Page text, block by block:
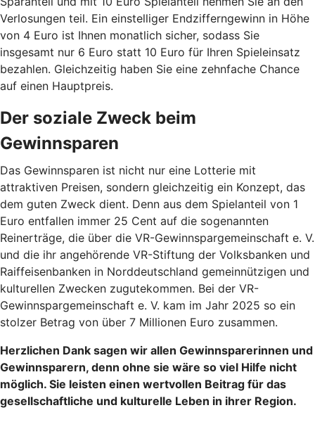
Verlosungen teil. Ein einstelliger Endzifferngewinn in Höhe
von 4 Euro ist Ihnen monatlich sicher, sodass Sie
insgesamt nur 6 Euro statt 10 Euro für Ihren Spieleinsatz
bezahlen. Gleichzeitig haben Sie eine zehnfache Chance
auf einen Hauptpreis.
Der soziale Zweck beim
Gewinnsparen
Das Gewinnsparen ist nicht nur eine Lotterie mit
attraktiven Preisen, sondern gleichzeitig ein Konzept, das
dem guten Zweck dient. Denn aus dem Spielanteil von 1
Euro entfallen immer 25 Cent auf die sogenannten
Reinerträge, die über die VR-Gewinnspargemeinschaft e. V.
und die ihr angehörende VR-Stiftung der Volksbanken und
Raiffeisenbanken in Norddeutschland gemeinnützigen und
kulturellen Zwecken zugutekommen. Bei der VR-
Gewinnspargemeinschaft e. V. kam im Jahr 2025 so ein
stolzer Betrag von über 7 Millionen Euro zusammen.
Herzlichen Dank sagen wir allen Gewinnsparerinnen und
Gewinnsparern, denn ohne sie wäre so viel Hilfe nicht
möglich. Sie leisten einen wertvollen Beitrag für das
gesellschaftliche und kulturelle Leben in ihrer Region.